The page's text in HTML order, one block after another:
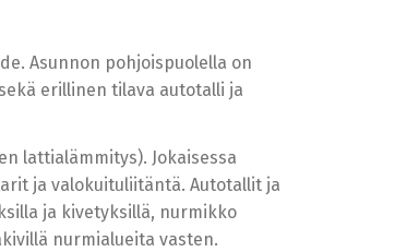
Asunnon pohjoispuolella on
erillinen tilava autotalli ja
lattialämmitys). Jokaisessa
ja valokuituliitäntä. Autotallit ja
ja kivetyksillä, nurmikko
nurmialueita vasten.